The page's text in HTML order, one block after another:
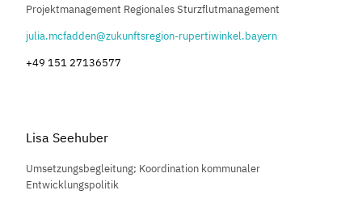
Projektmanagement Regionales Sturzflutmanagement
julia.mcfadden@zukunftsregion-rupertiwinkel.bayern
+49 151 27136577
Lisa Seehuber
Umsetzungsbegleitung; Koordination kommunaler
Entwicklungspolitik